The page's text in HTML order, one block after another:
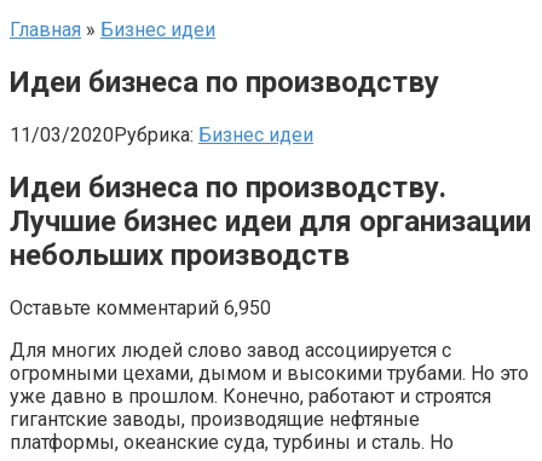
Главная » Бизнес идеи
Идеи бизнеса по производству
11/03/2020Рубрика: Бизнес идеи
Идеи бизнеса по производству.
Лучшие бизнес идеи для организации
небольших производств
Оставьте комментарий 6,950
Для многих людей слово завод ассоциируется с
огромными цехами, дымом и высокими трубами. Но это
уже давно в прошлом. Конечно, работают и строятся
гигантские заводы, производящие нефтяные
платформы, океанские суда, турбины и сталь. Но